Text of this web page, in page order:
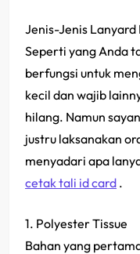
Jenis-Jenis
Seperti yang Anda
berfungsi untuk
kecil dan wajib
hilang. Namun
justru laksanakan
menyadari apa
cetak tali id card .
1. Polyester Tissue
Bahan yang